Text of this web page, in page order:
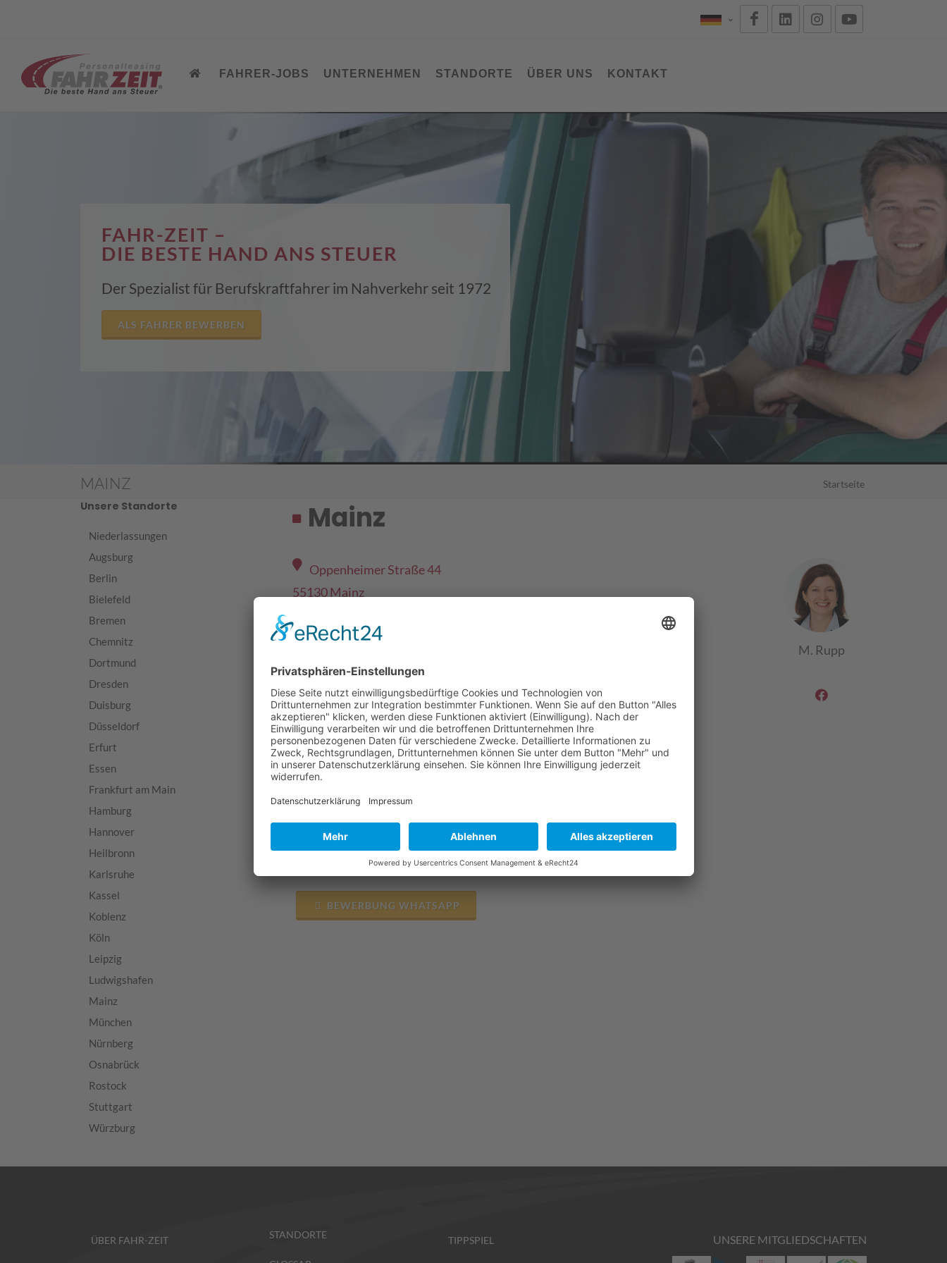
FAHRER-JOBS UNTERNEHMEN STANDORTE ÜBER UNS KONTAKT
FAHR-ZEIT –
DIE BESTE HAND ANS STEUER
Der Spezialist für Berufskraftfahrer im Nahverkehr seit 1972
ALS FAHRER BEWERBEN
MAINZ Startseite
Mainz
M. Rupp
Oppenheimer Straße 44
55130 Mainz
Leitung:
Bereichsleitung:Micha Kischkel
Kontakt
Telefon:+49 (0) 6131 622 59 41
Mobil:
E-Mail: mainz@fahr-zeit.de
BEWERBUNG LKW-FAHRER
BEWERBUNG WHATSAPP
Unsere Standorte
Niederlassungen
Augsburg
Berlin
Bielefeld
Bremen
Chemnitz
Dortmund
Dresden
Duisburg
Düsseldorf
Erfurt
Essen
Frankfurt am Main
Hamburg
Hannover
Heilbronn
Karlsruhe
Kassel
Koblenz
Köln
Leipzig
Ludwigshafen
Mainz
München
Nürnberg
Osnabrück
Rostock
Stuttgart
Würzburg
ÜBER FAHR-ZEIT STANDORTE TIPPSPIEL UNSERE MITGLIEDSCHAFTEN